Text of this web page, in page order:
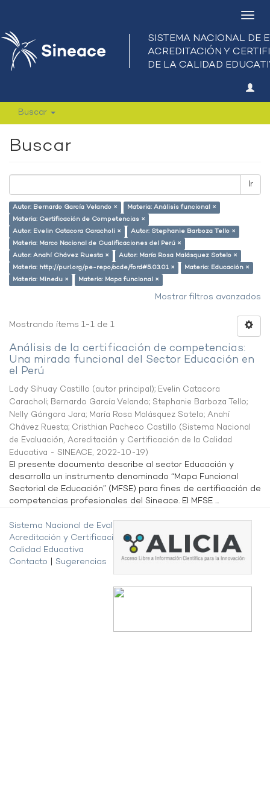
Buscar
Buscar
Ir
Autor: Bernardo García Velando ×
Materia: Análisis funcional ×
Materia: Certificación de Competencias ×
Autor: Evelin Catacora Caracholi ×
Autor: Stephanie Barboza Tello ×
Materia: Marco Nacional de Cualificaciones del Perú ×
Autor: Anahí Chávez Ruesta ×
Autor: María Rosa Malásquez Sotelo ×
Materia: http://purl.org/pe-repo/ocde/ford#5.03.01 ×
Materia: Educación ×
Materia: Minedu ×
Materia: Mapa funcional ×
Mostrar filtros avanzados
Mostrando ítems 1-1 de 1
Análisis de la certificación de competencias:
Una mirada funcional del Sector Educación en
el Perú
Lady Sihuay Castillo (autor principal); Evelin Catacora
Caracholi; Bernardo García Velando; Stephanie Barboza Tello;
Nelly Góngora Jara; María Rosa Malásquez Sotelo; Anahí
Chávez Ruesta; Cristhian Pacheco Castillo (Sistema Nacional
de Evaluación, Acreditación y Certificación de la Calidad
Educativa - SINEACE, 2022-10-19)
El presente documento describe al sector Educación y
desarrolla un instrumento denominado “Mapa Funcional
Sectorial de Educación” (MFSE) para fines de certificación de
competencias profesionales del Sineace. El MFSE ...
Sistema Nacional de Evaluación,
Acreditación y Certificación de la
Calidad Educativa
Contacto
Sugerencias